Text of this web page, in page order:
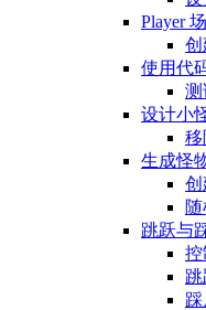
Player
创
使用代
测
设计小
移
生成怪
创
跳跃与
控